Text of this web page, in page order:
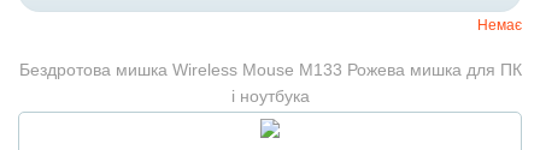
Немає
Бездротова мишка Wireless Mouse M133 Рожева мишка для ПК
і ноутбука